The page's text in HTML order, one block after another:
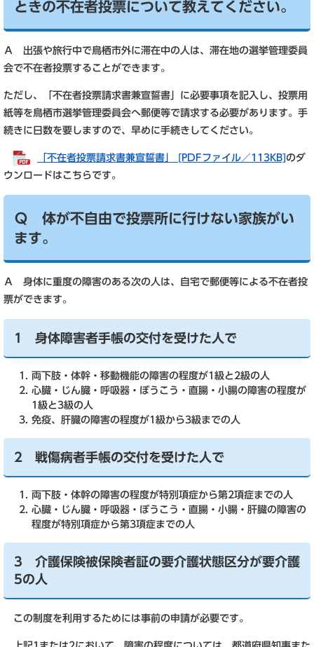
ときの不在者投票について教えてください。
Ａ 出張や旅行中で鳥栖市外に滞在中の人は、滞在地の選挙管理委員
会で不在者投票することができます。
ただし、「不在者投票請求書兼宣誓書」に必要事項を記入し、投票用
紙等を鳥栖市選挙管理委員会へ郵便等で請求する必要があります。手
続きに日数を要しますので、早めに手続きしてください。
「不在者投票請求書兼宣誓書」 [PDFファイル／113KB] のダ
ウンロードはこちらです。
Ｑ 体が不自由で投票所に行けない家族がい
ます。
Ａ 身体に重度の障害のある次の人は、自宅で郵便等による不在者投
票ができます。
1 身体障害者手帳の交付を受けた人で
両下肢・体幹・移動機能の障害の程度が1級と2級の人
心臓・じん臓・呼吸器・ぼうこう・直腸・小腸の障害の程度が
1級と3級の人
免疫、肝臓の障害の程度が1級から3級までの人
2 戦傷病者手帳の交付を受けた人で
両下肢・体幹の障害の程度が特別項症から第2項症までの人
心臓・じん臓・呼吸器・ぼうこう・直腸・小腸・肝臓の障害の
程度が特別項症から第3項症までの人
3 介護保険被保険者証の要介護状態区分が要介護
5の人
この制度を利用するためには事前の申請が必要です。